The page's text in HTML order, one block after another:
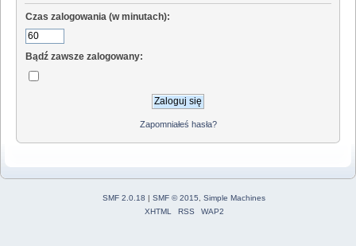
Czas zalogowania (w minutach):
Bądź zawsze zalogowany:
Zapomniałeś hasła?
SMF 2.0.18 SMF © 2015, Simple Machines
XHTML
RSS WAP2